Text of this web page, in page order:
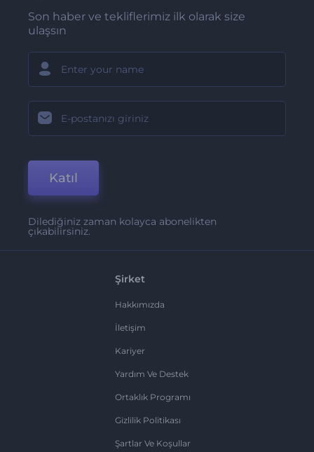
Son haber ve tekliflerimiz ilk olarak size
ulaşsın
Katıl
Dilediğiniz zaman kolayca abonelikten
çıkabilirsiniz.
Şirket
Hakkımızda
İletişim
Kariyer
Yardım Ve Destek
Ortaklık Programı
Gizlilik Politikası
Şartlar Ve Koşullar